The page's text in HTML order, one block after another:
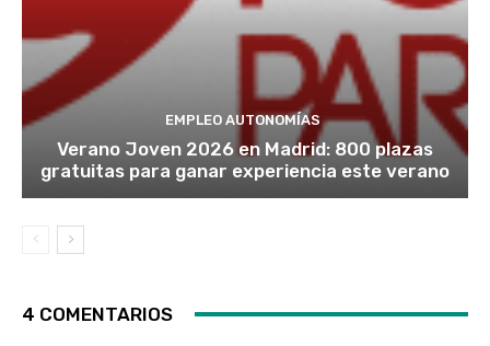
EMPLEO AUTONOMÍAS
Verano Joven 2026 en Madrid: 800 plazas
gratuitas para ganar experiencia este verano
4 COMENTARIOS